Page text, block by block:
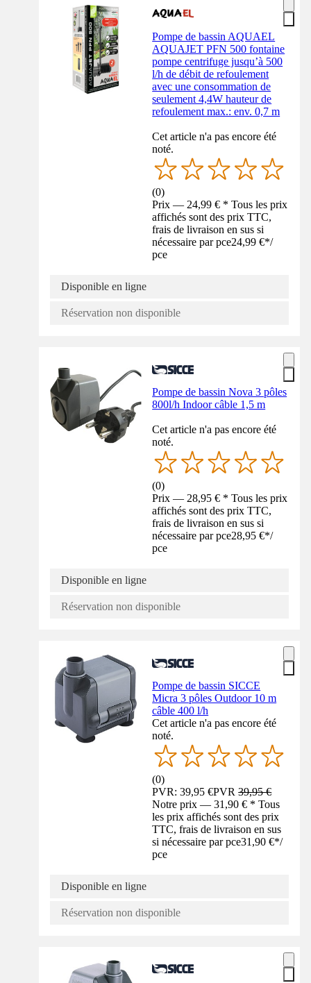
Pompe de bassin AQUAEL
AQUAJET PFN 500 fontaine
pompe centrifuge jusqu’à 500
l/h de débit de refoulement
avec une consommation de
seulement 4,4W hauteur de
refoulement max.: env. 0,7 m
Cet article n'a pas encore été
noté.
(0)
Prix — 24,99 € * Tous les prix
affichés sont des prix TTC,
frais de livraison en sus si
nécessaire par pce24,99 €*/
pce
Disponible en ligne
Réservation non disponible
Pompe de bassin Nova 3 pôles
800l/h Indoor câble 1,5 m
Cet article n'a pas encore été
noté.
(0)
Prix — 28,95 € * Tous les prix
affichés sont des prix TTC,
frais de livraison en sus si
nécessaire par pce28,95 €*/
pce
Disponible en ligne
Réservation non disponible
Pompe de bassin SICCE
Micra 3 pôles Outdoor 10 m
câble 400 l/h
Cet article n'a pas encore été
noté.
(0)
PVR: 39,95 €PVR39,95 €
Notre prix — 31,90 € * Tous
les prix affichés sont des prix
TTC, frais de livraison en sus
si nécessaire par pce31,90 €*/
pce
Disponible en ligne
Réservation non disponible